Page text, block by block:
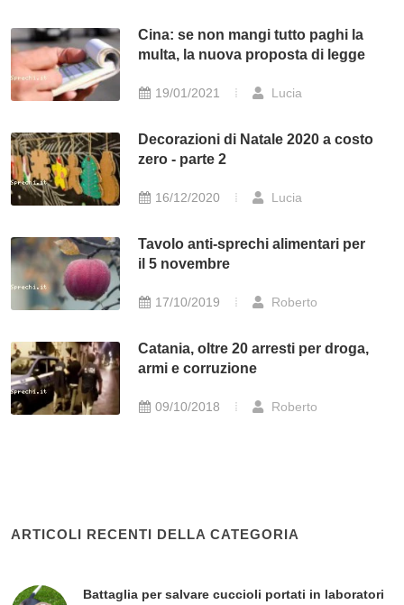
Cina: se non mangi tutto paghi la
multa, la nuova proposta di legge
19/01/2021 Lucia
Decorazioni di Natale 2020 a costo
zero - parte 2
16/12/2020 Lucia
Tavolo anti-sprechi alimentari per
il 5 novembre
17/10/2019 Roberto
Catania, oltre 20 arresti per droga,
armi e corruzione
09/10/2018 Roberto
ARTICOLI RECENTI DELLA CATEGORIA
Battaglia per salvare cuccioli portati in laboratori